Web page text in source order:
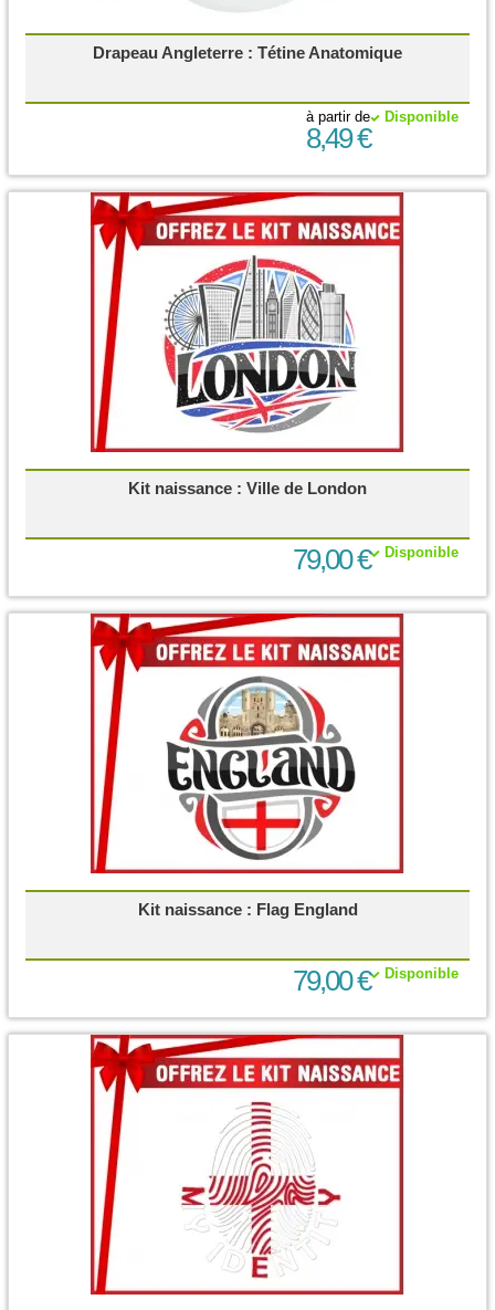
Drapeau Angleterre : Tétine Anatomique
Disponible
à partir de
8,49 €
Kit naissance : Ville de London
Disponible
79,00 €
Kit naissance : Flag England
Disponible
79,00 €